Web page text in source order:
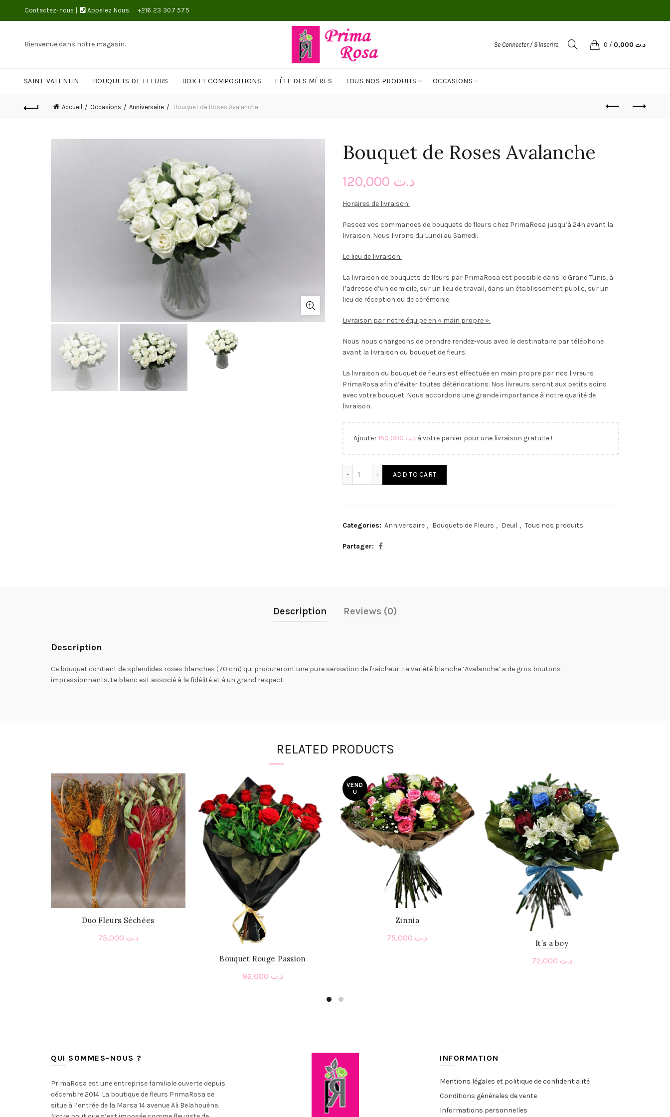
Contactez-nous Appelez Nous: +216 23 307 575
Bienvenue dans notre magasin. Se Connecter / S'Inscrire 0 / د.ت
SAINT-VALENTIN BOUQUETS DE FLEURS BOX ET COMPOSITIONS FÊTE DES MÈRES TOUS NOS PRODUITS OCCASIONS
Accueil Occasions Anniversaire Bouquet de Roses Avalanche
Bouquet de Roses Avalanche
د.ت
Horaires de livraison:
Passez vos commandes de bouquets de fleurs chez PrimaRosa jusqu’à 24h avant la
livraison. Nous livrons du Lundi au Samedi.
Le lieu de livraison:
La livraison de bouquets de fleurs par PrimaRosa est possible dans le Grand Tunis, à
l’adresse d’un domicile, sur un lieu de travail, dans un établissement public, sur un
lieu de réception ou de cérémonie.
Livraison par notre équipe en « main propre »:
Nous nous chargeons de prendre rendez-vous avec le destinataire par téléphone
avant la livraison du bouquet de fleurs.
La livraison du bouquet de fleurs est effectuée en main propre par nos livreurs
PrimaRosa afin d’éviter toutes détériorations. Nos livreurs seront aux petits soins
avec votre bouquet. Nous accordons une grande importance à notre qualité de
livraison.
Ajouter د.ت à votre panier pour une livraison gratuite !
ADD TO CART
Categories: Anniversaire , Bouquets de Fleurs , Deuil , Tous nos produits
Partager
Description Reviews (0)
Description
Ce bouquet contient de splendides roses blanches (70 cm) qui procureront une pure sensation de fraicheur. La variété blanche ‘Avalanche’ a de gros boutons
impressionnants. Le blanc est associé à la fidélité et à un grand respect.
RELATED PRODUCTS
Duo Fleurs Séchées
د.ت
Bouquet Rouge Passion
د.ت
VEND
U
Zinnia
د.ت
It’s a boy
د.ت
QUI SOMMES-NOUS ?
PrimaRosa est une entreprise familiale ouverte depuis
décembre 2014. La boutique de fleurs PrimaRosa se
situe à l’entrée de la Marsa 14 avenue Ali Belahouène.
INFORMATION
Mentions légales et politique de confidentialité
Conditions générales de vente
Informations personnelles